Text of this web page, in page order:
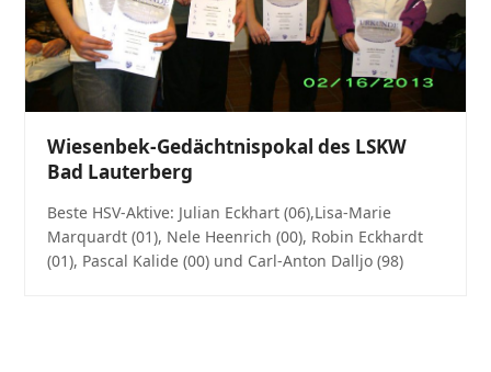
Wiesenbek-Gedächtnispokal des LSKW
Bad Lauterberg
Beste HSV-Aktive: Julian Eckhart (06),Lisa-Marie
Marquardt (01), Nele Heenrich (00), Robin Eckhardt
(01), Pascal Kalide (00) und Carl-Anton Dalljo (98)